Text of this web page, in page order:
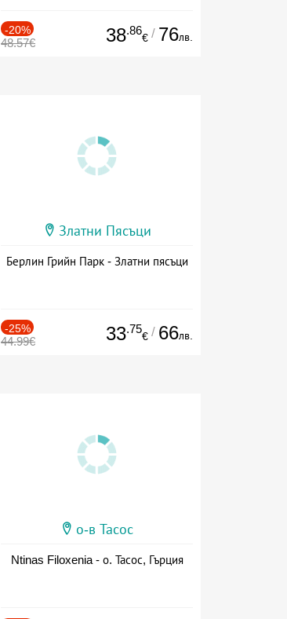
-20%
48.57€ 38.86
€ / 76лв.
Златни Пясъци
Берлин Грийн Парк - Златни пясъци
-25%
44.99€ 33.75
€ / 66лв.
о-в Тасос
Ntinas Filoxenia - о. Тасос, Гърция